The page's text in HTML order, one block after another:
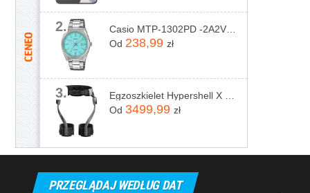
2.
Od 238,99 zł
3.
Od 3499,99 zł
PRZEGLĄDAJ WEDŁUG DAT